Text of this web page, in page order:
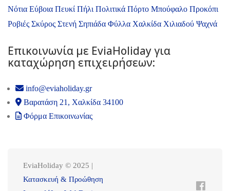
Νότια Εύβοια ΠευκίΠήλιΠολιτικά Πόρτο Μπούφαλο Προκόπι
Ροβιές Σκύρος Στενή Σηπιάδα Φύλλα Χαλκίδα Χιλιαδού Ψαχνά
Επικοινωνία με ΕviaHoliday για
καταχώρηση επιχειρήσεων:
info@eviaholiday.gr
Βαρατάση 21, Χαλκίδα 34100
Φόρμα Επικοινωνίας
EviaHoliday © 2025 |
Κατασκευή & Προώθηση